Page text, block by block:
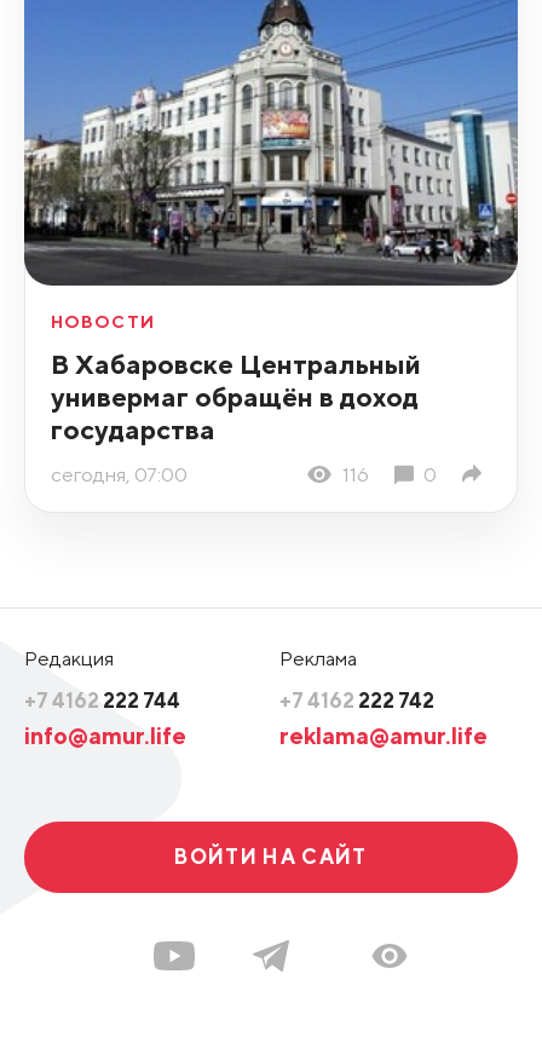
НОВОСТИ
В Хабаровске Центральный
универмаг обращён в доход
государства
сегодня, 07:00 116 0
Редакция
+7 4162 222 744
info@amur.life
Реклама
+7 4162 222 742
reklama@amur.life
ВОЙТИ НА САЙТ